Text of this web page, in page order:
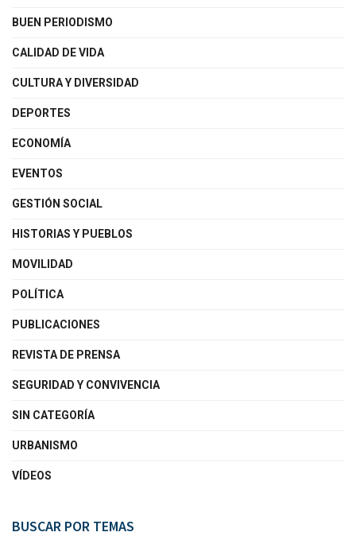
BUEN PERIODISMO
CALIDAD DE VIDA
CULTURA Y DIVERSIDAD
DEPORTES
ECONOMÍA
EVENTOS
GESTIÓN SOCIAL
HISTORIAS Y PUEBLOS
MOVILIDAD
POLÍTICA
PUBLICACIONES
REVISTA DE PRENSA
SEGURIDAD Y CONVIVENCIA
SIN CATEGORÍA
URBANISMO
VÍDEOS
BUSCAR POR TEMAS